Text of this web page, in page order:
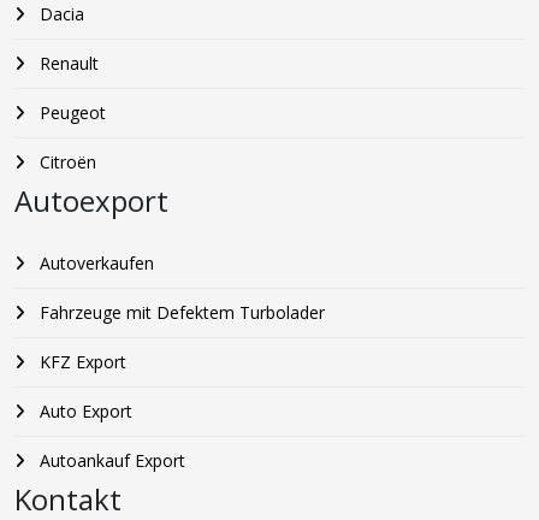
Dacia
Renault
Peugeot
Citroën
Autoexport
Autoverkaufen
Fahrzeuge mit Defektem Turbolader
KFZ Export
Auto Export
Autoankauf Export
Kontakt